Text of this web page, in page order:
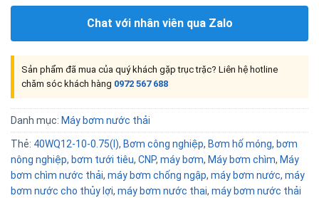
Chat với nhân viên qua Zalo
Sản phẩm đã mua của quý khách gặp trục trặc? Liên hệ hotline
chăm sóc khách hàng 0972 567 688
Danh mục: Máy bơm nước thải
Thẻ: 40WQ12-10-0.75(I), Bơm công nghiệp, Bơm hố móng, bơm
nông nghiệp, bơm tưới tiêu, CNP, máy bơm, Máy bơm chìm, Máy
bơm chìm nước thải, máy bơm chống ngập, máy bơm nước, máy
bơm nước cho thủy lợi, máy bơm nước thai, máy bơm nước thải